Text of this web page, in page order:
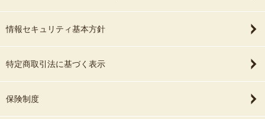
情報セキュリティ基本方針
特定商取引法に基づく表示
保険制度